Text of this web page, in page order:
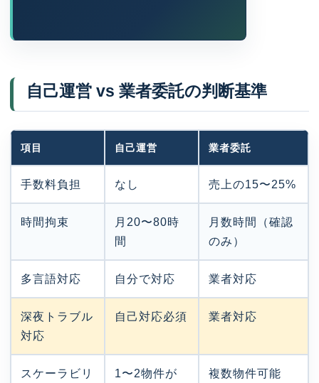
自己運営 vs 業者委託の判断基準
項目 自己運営 業者委託
手数料負担 なし 売上の15〜25%
時間拘束
月20〜80時
間
月数時間（確認
のみ）
多言語対応 自分で対応 業者対応
深夜トラブル
対応
自己対応必須 業者対応
スケーラビリ
1〜2物件が
複数物件可能